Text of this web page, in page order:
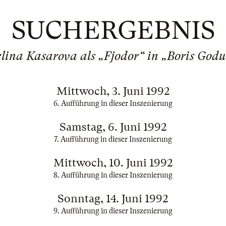
SUCHERGEBNIS
Kasarova als „Fjodor“ in „Boris
Mittwoch, 3. Juni 1992
6. Aufführung in dieser Inszenierung
Samstag, 6. Juni 1992
7. Aufführung in dieser Inszenierung
Mittwoch, 10. Juni 1992
8. Aufführung in dieser Inszenierung
Sonntag, 14. Juni 1992
9. Aufführung in dieser Inszenierung